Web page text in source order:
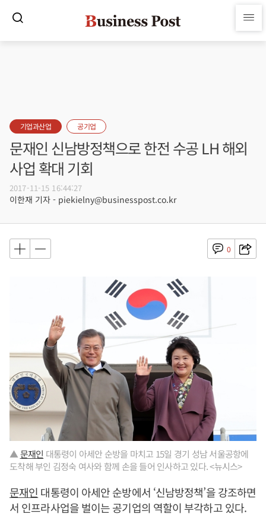
기업과산업 공기업
문재인 신남방정책으로 한전 수공 LH 해외
사업 확대 기회
2017-11-15 16:44:27
이한재 기자 - piekielny@businesspost.co.kr
0
▲문재인 대통령이 아세안 순방을 마치고 15일 경기 성남 서울공항에
도착해 부인 김정숙 여사와 함께 손을 들어 인사하고 있다. <뉴시스>
문재인 대통령이 아세안 순방에서 ‘신남방정책’을 강조하면
서 인프라사업을 벌이는 공기업의 역할이 부각하고 있다.